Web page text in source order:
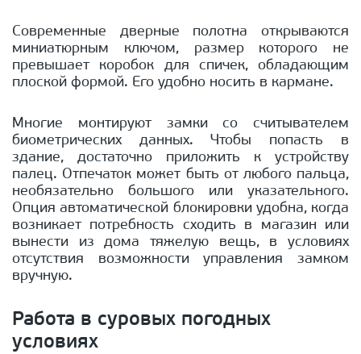
Современные дверные полотна открываются
миниатюрным ключом, размер которого не
превышает коробок для спичек, обладающим
плоской формой. Его удобно носить в кармане.
Многие монтируют замки со считывателем
биометрических данных. Чтобы попасть в
здание, достаточно приложить к устройству
палец. Отпечаток может быть от любого пальца,
необязательно большого или указательного.
Опция автоматической блокировки удобна, когда
возникает потребность сходить в магазин или
вынести из дома тяжелую вещь, в условиях
отсутствия возможности управления замком
вручную.
Работа в суровых погодных
условиях